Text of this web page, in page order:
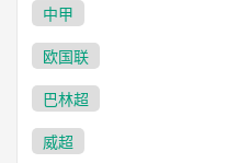
中甲
欧国联
巴林超
威超